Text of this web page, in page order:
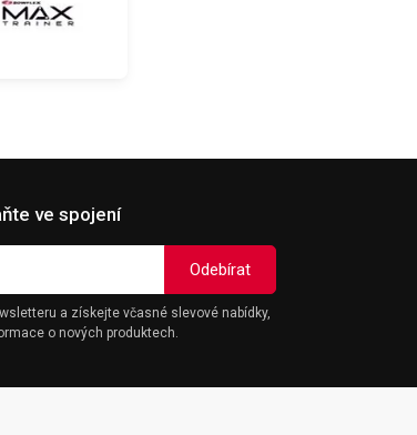
ve spojení
a získejte včasné slevové nabídky,
o nových produktech.